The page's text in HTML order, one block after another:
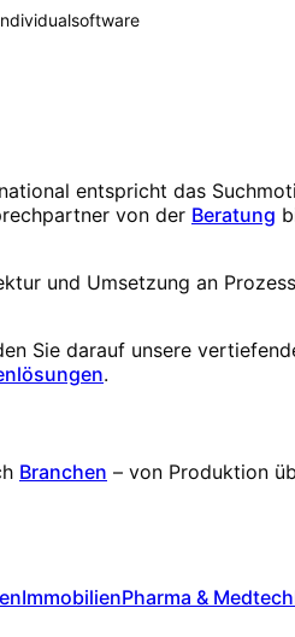
entspricht das
von der Beratung
und Umsetzung an
Sie darauf unsere
.
Branchen – von Produktion
ImmobilienPharma & Medtech